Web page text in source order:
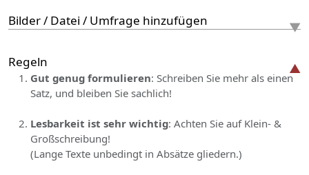
Bilder / Datei / Umfrage hinzufügen
Regeln
Gut genug formulieren: Schreiben Sie mehr als einen
Satz, und bleiben Sie sachlich!
Lesbarkeit ist sehr wichtig: Achten Sie auf Klein- &
Großschreibung!
(Lange Texte unbedingt in Absätze gliedern.)